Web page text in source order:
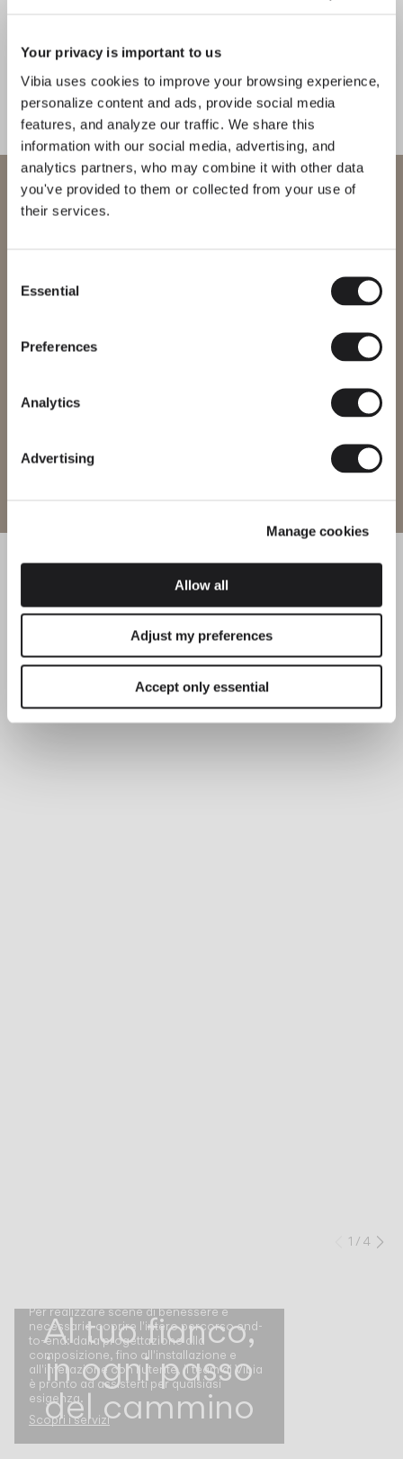
Your privacy is important to us
Vibia uses cookies to improve your browsing experience,
personalize content and ads, provide social media
features, and analyze our traffic. We share this
information with our social media, advertising, and
analytics partners, who may combine it with other data
you've provided to them or collected from your use of
their services.
Selection
Essential
Preferences
Analytics
Advertising
Manage cookies
Allow all
Adjust my preferences
Accept only essential
SCOPRI THE EDIT
Scopri di più su Skan e su tutte le nostre collezioni. Leggi tutto
SOLUZIONI PER ILLUMINAZIONE
Come comporre con Skan?
1 / 4
Al tuo fianco,
in ogni passo
del cammino
Per realizzare scene di benessere è
necessario coprire l'intero percorso end-
to-end: dalla progettazione alla
composizione, fino all'installazione e
all'interazione con l'utente, il team di Vibia
è pronto ad assisterti per qualsiasi
esigenza.
Scopri i servizi
Benvenuto in Vibia
Seleziona il sito web corretto per la tua regione per assicurarti che
sicurezza locali. Nota che alcuni prodotti potrebbero non essere